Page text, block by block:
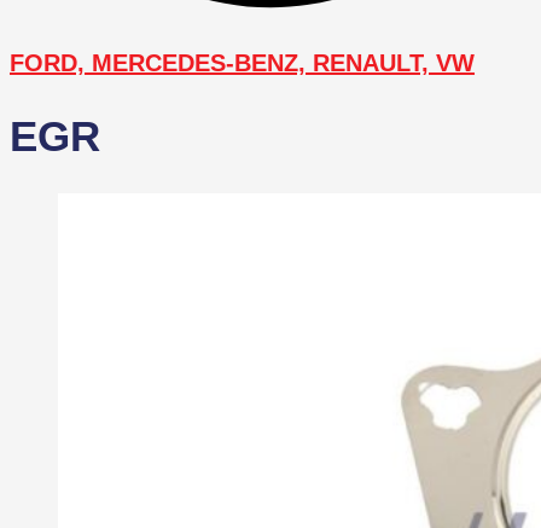
FORD, MERCEDES-BENZ, RENAULT, VW
EGR